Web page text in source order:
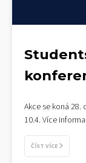
Akce se koná 28.
10.4. Více
ČÍST VÍCE